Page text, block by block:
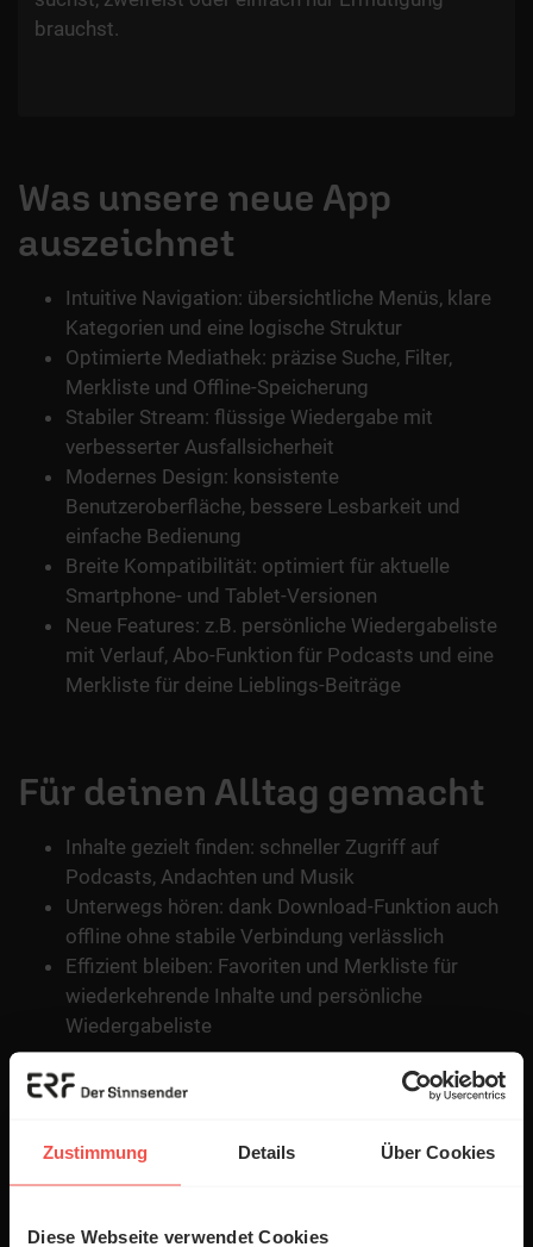
Zustimmung Details Über Cookies
Diese Webseite verwendet Cookies
brauchst.
Was unsere neue App
auszeichnet
Intuitive Navigation: übersichtliche Menüs, klare
Kategorien und eine logische Struktur
Optimierte Mediathek: präzise Suche, Filter,
Merkliste und Offline-Speicherung
Stabiler Stream: flüssige Wiedergabe mit
verbesserter Ausfallsicherheit
Modernes Design: konsistente
Benutzeroberfläche, bessere Lesbarkeit und
einfache Bedienung
Breite Kompatibilität: optimiert für aktuelle
Smartphone- und Tablet-Versionen
Neue Features: z.B. persönliche Wiedergabeliste
mit Verlauf, Abo-Funktion für Podcasts und eine
Merkliste für deine Lieblings-Beiträge
Für deinen Alltag gemacht
Inhalte gezielt finden: schneller Zugriff auf
Podcasts, Andachten und Musik
Unterwegs hören: dank Download-Funktion auch
offline ohne stabile Verbindung verlässlich
Effizient bleiben: Favoriten und Merkliste für
wiederkehrende Inhalte und persönliche
Wiedergabeliste
erreicht – genau da, wo du bist. Probier’s aus und lass
dich überraschen, was Gott durch einen vermeintlich